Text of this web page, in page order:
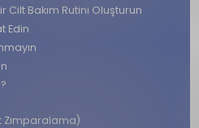
Cilt Bakım Rutini Oluşturun
Edin